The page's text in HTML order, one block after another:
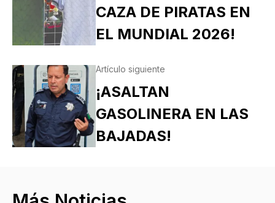
CAZA DE PIRATAS EN
EL MUNDIAL 2026!
Artículo siguiente
¡ASALTAN
GASOLINERA EN LAS
BAJADAS!